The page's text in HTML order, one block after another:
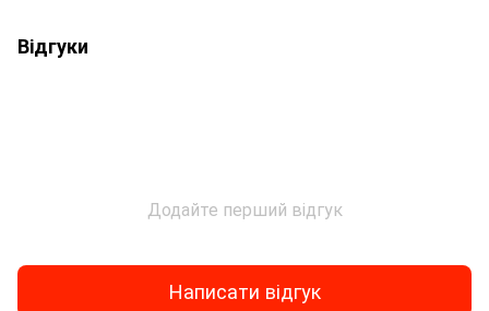
Відгуки
Додайте перший відгук
Написати відгук